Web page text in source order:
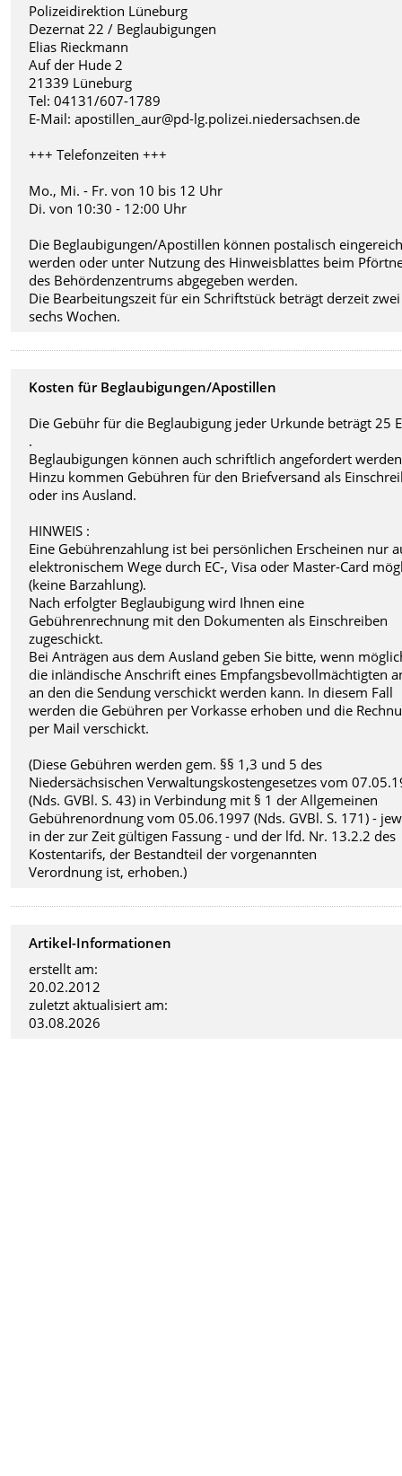
Polizeidirektion Lüneburg
Dezernat 22 / Beglaubigungen
Elias Rieckmann
Auf der Hude 2
21339 Lüneburg
Tel: 04131/607-1789
E-Mail: apostillen_aur@pd-lg.polizei.niedersachsen.de
+++ Telefonzeiten +++
Mo., Mi. - Fr. von 10 bis 12 Uhr
Di. von 10:30 - 12:00 Uhr
Die Beglaubigungen/Apostillen können postalisch
werden oder unter Nutzung des Hinweisblattes beim
des Behördenzentrums abgegeben werden.
Die Bearbeitungszeit für ein Schriftstück beträgt derzeit
sechs Wochen.
Kosten für Beglaubigungen/Apostillen
Die Gebühr für die Beglaubigung jeder Urkunde beträgt 25
.
Beglaubigungen können auch schriftlich angefordert
Hinzu kommen Gebühren für den Briefversand als
oder ins Ausland.
HINWEIS :
Eine Gebührenzahlung ist bei persönlichen Erscheinen nur
elektronischem Wege durch EC-, Visa oder Master-Card
(keine Barzahlung).
Nach erfolgter Beglaubigung wird Ihnen eine
Gebührenrechnung mit den Dokumenten als Einschreiben
zugeschickt.
Bei Anträgen aus dem Ausland geben Sie bitte, wenn
die inländische Anschrift eines Empfangsbevollmächtigten
an den die Sendung verschickt werden kann. In diesem Fall
werden die Gebühren per Vorkasse erhoben und die
per Mail verschickt.
(Diese Gebühren werden gem. §§ 1,3 und 5 des
Niedersächsischen Verwaltungskostengesetzes vom
(Nds. GVBl. S. 43) in Verbindung mit § 1 der Allgemeinen
Gebührenordnung vom 05.06.1997 (Nds. GVBl. S. 171) -
in der zur Zeit gültigen Fassung - und der lfd. Nr. 13.2.2 des
Kostentarifs, der Bestandteil der vorgenannten
Verordnung ist, erhoben.)
Artikel-Informationen
erstellt am:
20.02.2012
zuletzt aktualisiert am:
03.08.2026